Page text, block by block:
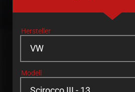
Hersteller
Modell